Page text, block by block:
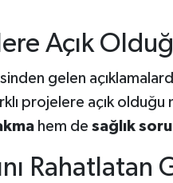
Açık
gelen
projelere açık
hem de sağlık
Rahatlatan